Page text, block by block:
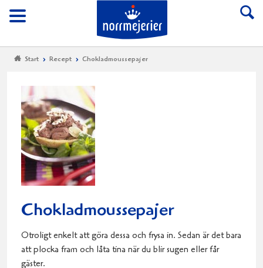
Meny
Till Norrmejerier
Start Recept Chokladmoussepajer
Chokladmoussepajer
Otroligt enkelt att göra dessa och frysa in. Sedan är det bara
att plocka fram och låta tina när du blir sugen eller får
gäster.